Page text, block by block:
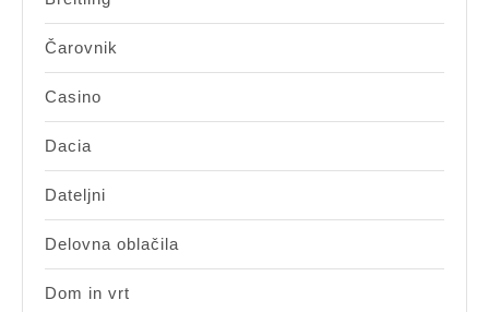
Čarovnik
Casino
Dacia
Dateljni
Delovna oblačila
Dom in vrt